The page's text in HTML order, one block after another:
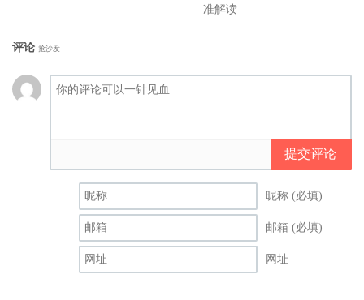
准解读
评论 抢沙发
提交评论
昵称 (必填)
邮箱 (必填)
网址